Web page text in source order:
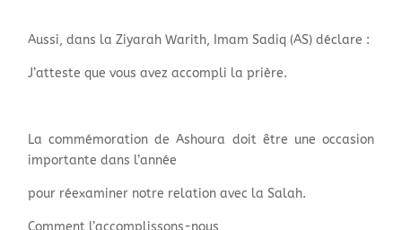
Aussi, dans la Ziyarah Warith, Imam Sadiq (AS) déclare :
J’atteste que vous avez accompli la prière.
La commémoration de Ashoura doit être une occasion
importante dans l’année
pour réexaminer notre relation avec la Salah.
Comment l’accomplissons-nous,